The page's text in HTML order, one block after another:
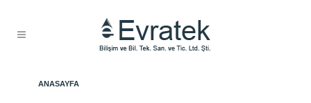
ANASAYFA